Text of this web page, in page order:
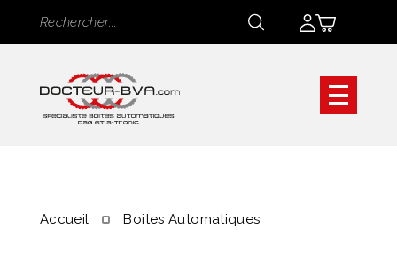
Rechercher
Rechercher
Accueil Boites Automatiques